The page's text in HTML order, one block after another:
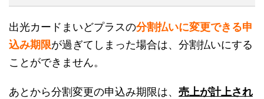
出光カードまいどプラスの分割払いに変更できる申
込み期限が過ぎてしまった場合は、分割払いにする
ことができません。
あとから分割変更の申込み期限は、 売上が計上され